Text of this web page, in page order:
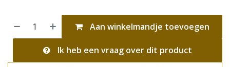
Aan winkelmandje toevoegen
Ik heb een vraag over dit product